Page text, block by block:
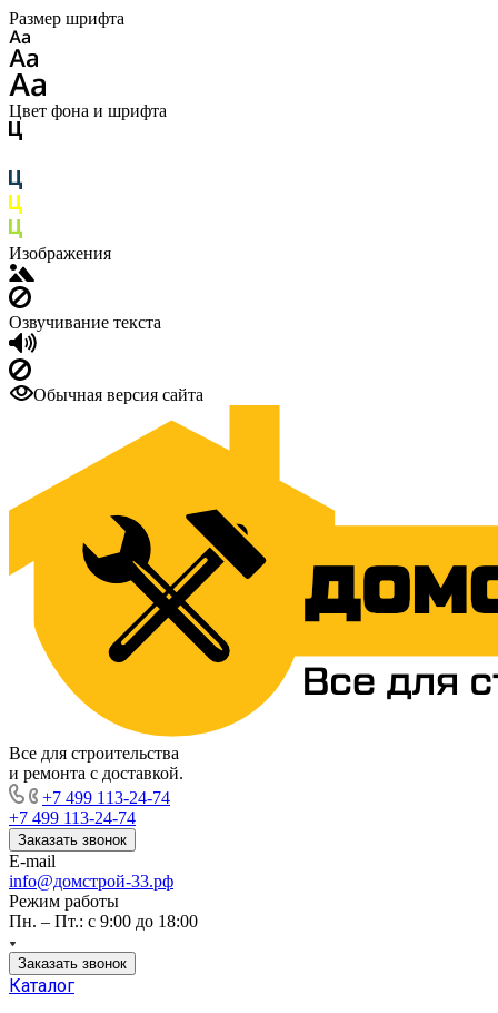
Размер шрифта
Цвет фона и шрифта
Изображения
Озвучивание текста
Обычная версия сайта
Все для строительства
и ремонта с доставкой.
+7 499 113-24-74
+7 499 113-24-74
Заказать звонок
E-mail
info@домстрой-33.рф
Режим работы
Пн. – Пт.: с 9:00 до 18:00
Заказать звонок
Каталог